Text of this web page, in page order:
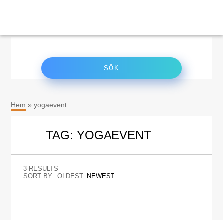
Hem »yogaevent
TAG: YOGAEVENT
3 RESULTS
SORT BY: OLDEST NEWEST